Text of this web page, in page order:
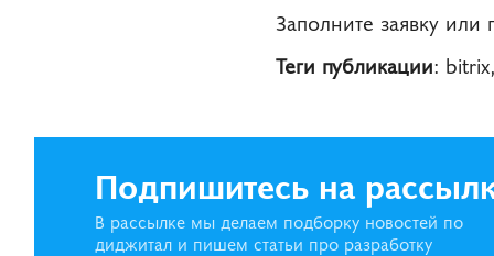
Заполните заявку или
Теги публикации:
Подпишитесь на
В рассылке мы делаем подборку новостей по
диджитал и пишем статьи про разработку